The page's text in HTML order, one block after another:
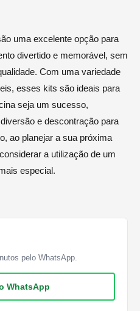
uma excelente opção para
divertido e memorável, sem
Com uma variedade
esses kits são ideais para
seja um sucesso,
e descontração para
ao planejar a sua próxima
a utilização de um
especial.
pelo WhatsApp.
WhatsApp